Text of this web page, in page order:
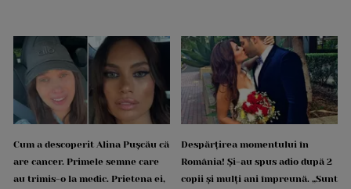
Cum a descoperit Alina Pușcău că
are cancer. Primele semne care
au trimis-o la medic. Prietena ei,
Despărțirea momentului în
România! Și-au spus adio după 2
copii și mulți ani împreună. „Sunt